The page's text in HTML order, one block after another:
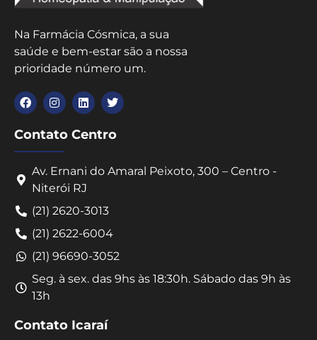
Na Farmácia Cósmica, a sua
saúde e bem-estar são a nossa
prioridade número um.
Contato Centro
Av. Ernani do Amaral Peixoto, 300 – Centro -
Niterói RJ
(21) 2620-3013
(21) 2622-6004
(21) 96690-3052
Seg. à sex. das 9hs às 18:30h. Sábado das 9h às
13h
Contato Icaraí